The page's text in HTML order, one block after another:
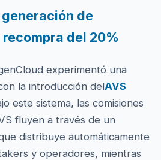
de
del 20%
experimentó una
la introducción delAVS
este sistema, las comisiones
fluyen a través de un
distribuye automáticamente
y operadores, mientras